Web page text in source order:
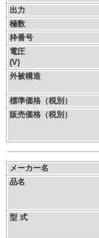
出力
極数
枠番号
電圧
(V)
外被構造
標準価格（税別）
販売価格（税別）
メーカー名
品名
型 式